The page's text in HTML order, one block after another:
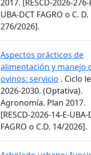
2017. [RESCD-2026-276-
UBA-DCT FAGRO o C. D.
276/2026].
Aspectos prácticos de
alimentación y manejo
ovinos: servicio . Ciclo
2026-2030. (Optativa).
Agronomía. Plan 2017.
[RESCD-2026-14-E-UBA-
FAGRO o C.D. 14/2026].